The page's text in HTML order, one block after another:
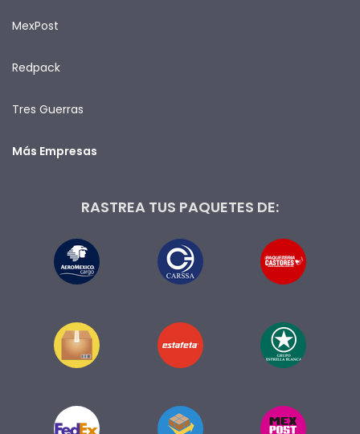
MexPost
Redpack
Tres Guerras
Más Empresas
RASTREA TUS PAQUETES DE: